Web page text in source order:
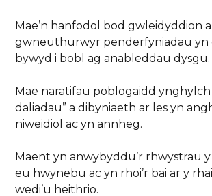
Mae’n hanfodol bod gwleidyddion a
gwneuthurwyr penderfyniadau yn
bywyd i bobl ag anableddau dysgu.
Mae naratifau poblogaidd ynghylch
daliadau” a dibyniaeth ar les yn
niweidiol ac yn annheg.
Maent yn anwybyddu’r rhwystrau
eu hwynebu ac yn rhoi’r bai ar y
wedi’u heithrio.